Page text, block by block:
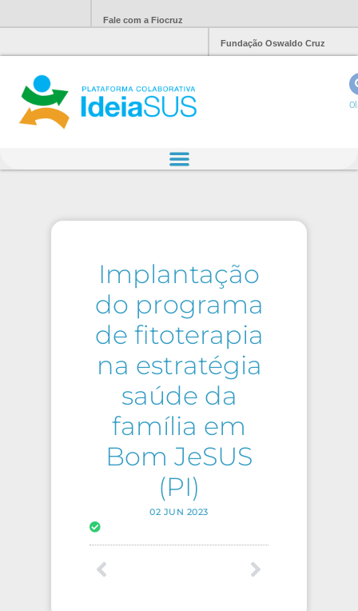
Fale com a Fiocruz
Fundação Oswaldo Cruz
Implantação
do programa
de fitoterapia
na estratégia
saúde da
família em
Bom JeSUS
(PI)
02 JUN 2023